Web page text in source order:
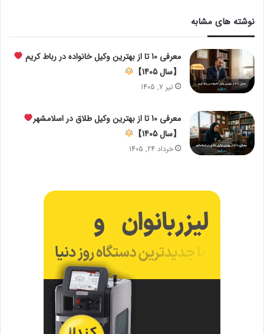
نوشته های مشابه
معرفی 10 تا از بهترین وکیل خانواده در رباط کریم
【سال 1405】
تیر 7, 1405
معرفی 10 تا از بهترین وکیل طلاق در اسلامشهر
【سال 1405】
خرداد 24, 1405